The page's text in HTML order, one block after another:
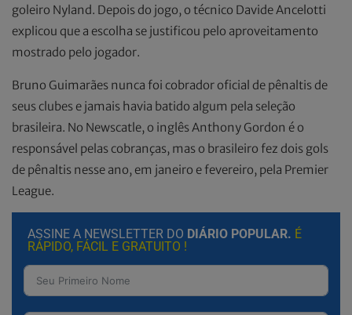
goleiro Nyland. Depois do jogo, o técnico Davide Ancelotti
explicou que a escolha se justificou pelo aproveitamento
mostrado pelo jogador.
Bruno Guimarães nunca foi cobrador oficial de pênaltis de
seus clubes e jamais havia batido algum pela seleção
brasileira. No Newscatle, o inglês Anthony Gordon é o
responsável pelas cobranças, mas o brasileiro fez dois gols
de pênaltis nesse ano, em janeiro e fevereiro, pela Premier
League.
ASSINE A NEWSLETTER DO DIÁRIO POPULAR. É
RÁPIDO, FÁCIL E GRATUITO !